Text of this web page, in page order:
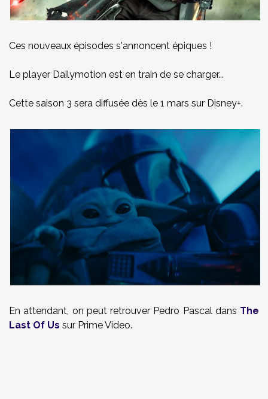
Ces nouveaux épisodes s'annoncent épiques !
Le player Dailymotion est en train de se charger...
Cette saison 3 sera diffusée dès le 1 mars sur Disney+.
En attendant, on peut retrouver Pedro Pascal dans The
Last Of Us sur Prime Video.